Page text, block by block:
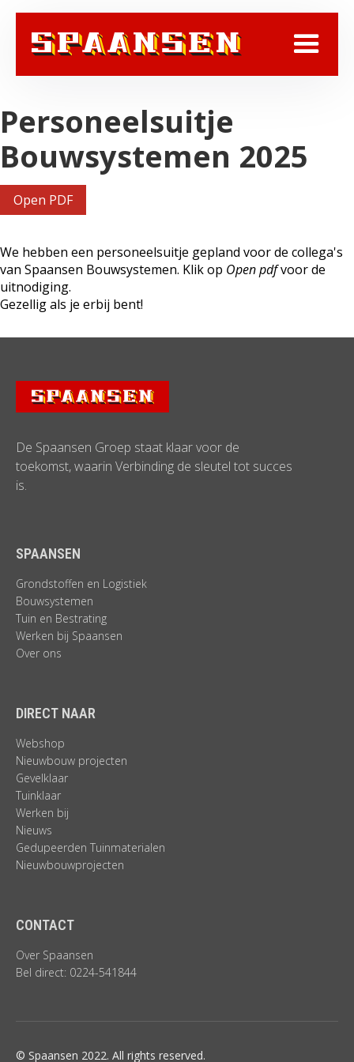
Personeelsuitje
Bouwsystemen 2025
Open PDF
We hebben een personeelsuitje gepland voor de collega's
van Spaansen Bouwsystemen. Klik op Open pdfvoor de
uitnodiging.
Gezellig als je erbij bent!
De Spaansen Groep staat klaar voor de
toekomst, waarin Verbinding de sleutel tot succes
is.
SPAANSEN
Grondstoffen en Logistiek
Bouwsystemen
Tuin en Bestrating
Werken bij Spaansen
Over ons
DIRECT NAAR
Webshop
Nieuwbouw projecten
Gevelklaar
Tuinklaar
Werken bij
Nieuws
Gedupeerden Tuinmaterialen
Nieuwbouwprojecten
CONTACT
Over Spaansen
Bel direct: 0224-541844
© Spaansen 2022. All rights reserved.